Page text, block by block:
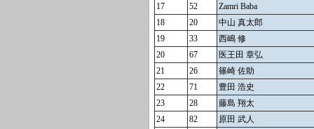
17
52
Zamri Baba
18
20
中山 真太郎
19
33
西嶋 修
20
67
医王田 章弘
21
26
篠崎 佐助
22
71
豊田 浩史
23
28
藤島 翔太
24
82
原田 武人